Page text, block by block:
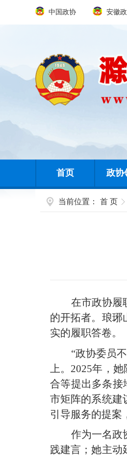
中国政协 安徽
首页 政协
当前位置： 首 页
在市政协履
的开拓者。琅琊
实的履职答卷。
“政协委员
上。2025年，
合等提出多条接
市矩阵的系统建
引导服务的提案
作为一名政
践建言；她主动